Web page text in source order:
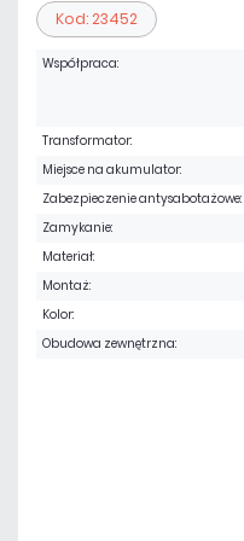
Kod: 23452
Współpraca:
Transformator:
Miejsce na akumulator:
Zabezpieczenie antysabotażowe:
Zamykanie:
Materiał:
Montaż:
Kolor:
Obudowa zewnętrzna: